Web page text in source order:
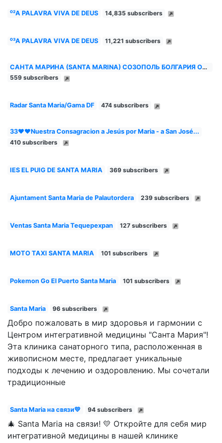
⁰²A PALAVRA VIVA DE DEUS 14,835 subscribers
⁰³A PALAVRA VIVA DE DEUS 11,221 subscribers
САНТА МАРИНА (SANTA MARINA) СОЗОПОЛЬ БОЛГАРИЯ ОСНОВНОЙ
559 subscribers
Radar Santa Maria/Gama DF 474 subscribers
33❤❤Nuestra Consagracion a Jesús por Maria - a San José...
410 subscribers
IES EL PUIG DE SANTA MARIA 369 subscribers
Ajuntament Santa Maria de Palautordera 239 subscribers
Ventas Santa Maria Tequepexpan 127 subscribers
MOTO TAXI SANTA MARIA 101 subscribers
Pokemon Go El Puerto Santa Maria 101 subscribers
Santa Maria 96 subscribers
Добро пожаловать в мир здоровья и гармонии с
Центром интегративной медицины "Санта Мария"!
Эта клиника санаторного типа, расположенная в
живописном месте, предлагает уникальные
подходы к лечению и оздоровлению. Мы сочетали
традиционные
Santa Maria на связи💛 94 subscribers
🎄 Santa Maria на связи! 💛 Откройте для себя мир
интегративной медицины в нашей клинике